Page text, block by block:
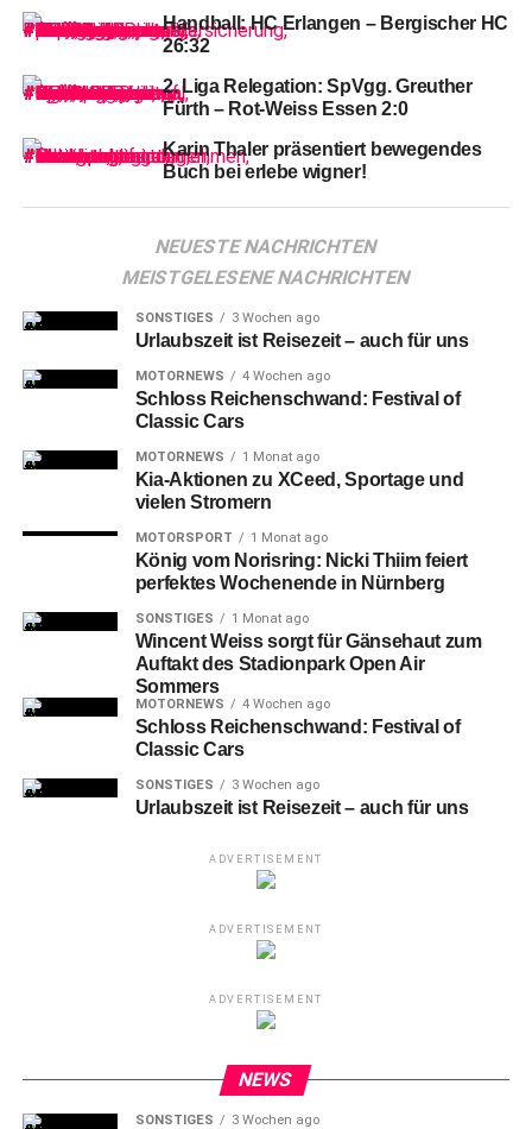
Erlanger Trainer gewarnt. Doch an diesem Tag konnte
seine Mannschaft die Marschroute nicht umsetzen.
startete Erlangen hochnervös in die Begegnung,
Magdeburg führte – ehe es sich versah – mit 4:0. Weil die
endlich aufweckte, gelang es zunehmend, den Beton so
anzurühren, wie es sich der Trainer eigentlich gewünscht
hatte.
10-Gisli Kristjansson kommt gegen 16-Bertram Obling (ER) nicht durch
zum 75. Mal in dieser Saison vom Siebenmeterstrich traf,
stand es nur noch 5:7 (15.). Obling zog hinten weiter vor
Handball: HC Erlangen – Bergischer HC
26:32
2. Liga Relegation: SpVgg. Greuther
Fürth – Rot-Weiss Essen 2:0
Karin Thaler präsentiert bewegendes
Buch bei erlebe wigner!
NEUESTE NACHRICHTEN
MEISTGELESENE NACHRICHTEN
SONSTIGES 3 Wochen ago
Urlaubszeit ist Reisezeit – auch für uns
MOTORNEWS 4 Wochen ago
Schloss Reichenschwand: Festival of
Classic Cars
MOTORNEWS 1 Monat ago
Kia-Aktionen zu XCeed, Sportage und
vielen Stromern
MOTORSPORT 1 Monat ago
König vom Norisring: Nicki Thiim feiert
perfektes Wochenende in Nürnberg
SONSTIGES 1 Monat ago
Wincent Weiss sorgt für Gänsehaut zum
Auftakt des Stadionpark Open Air
Sommers
MOTORNEWS 4 Wochen ago
Schloss Reichenschwand: Festival of
Classic Cars
SONSTIGES 3 Wochen ago
Urlaubszeit ist Reisezeit – auch für uns
ADVERTISEMENT
ADVERTISEMENT
ADVERTISEMENT
NEWS
SONSTIGES 3 Wochen ago